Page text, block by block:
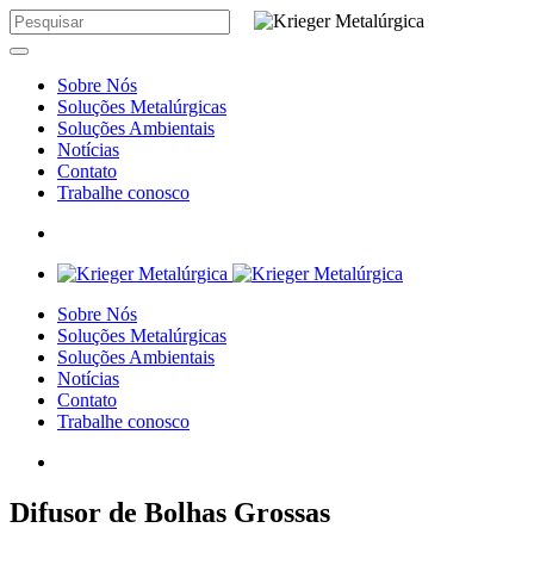
Sobre Nós
Soluções Metalúrgicas
Soluções Ambientais
Notícias
Contato
Trabalhe conosco
Sobre Nós
Soluções Metalúrgicas
Soluções Ambientais
Notícias
Contato
Trabalhe conosco
Difusor de Bolhas Grossas